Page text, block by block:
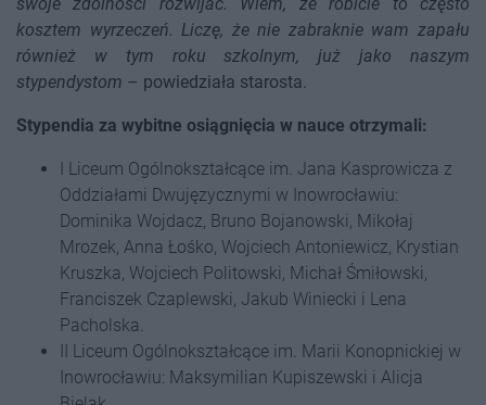
swoje zdolności rozwijać. Wiem, że robicie to często
kosztem wyrzeczeń. Liczę, że nie zabraknie wam zapału
również w tym roku szkolnym, już jako naszym
stypendystom – powiedziała starosta.
Stypendia za wybitne osiągnięcia w nauce otrzymali:
I Liceum Ogólnokształcące im. Jana Kasprowicza z
Oddziałami Dwujęzycznymi w Inowrocławiu:
Dominika Wojdacz, Bruno Bojanowski, Mikołaj
Mrozek, Anna Łośko, Wojciech Antoniewicz, Krystian
Kruszka, Wojciech Politowski, Michał Śmiłowski,
Franciszek Czaplewski, Jakub Winiecki i Lena
Pacholska.
II Liceum Ogólnokształcące im. Marii Konopnickiej w
Inowrocławiu: Maksymilian Kupiszewski i Alicja